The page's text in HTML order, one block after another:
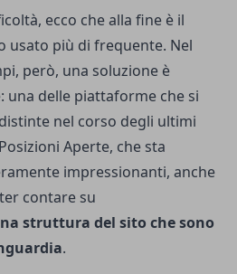
ecco che alla fine è il
usato più di frequente. Nel
però, una soluzione è
una delle piattaforme che si
nel corso degli ultimi
Posizioni Aperte, che sta
impressionanti, anche
contare su
struttura del sito che sono
.